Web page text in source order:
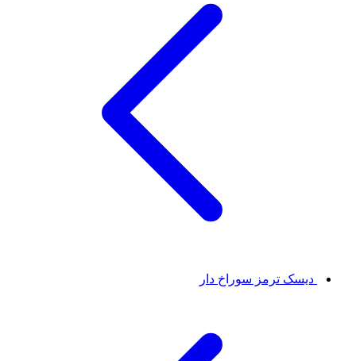
دیسک ترمز سوراخ دار